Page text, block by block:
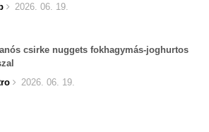
2026. 06. 19.
csirke nuggets fokhagymás-joghurtos
2026. 06. 19.